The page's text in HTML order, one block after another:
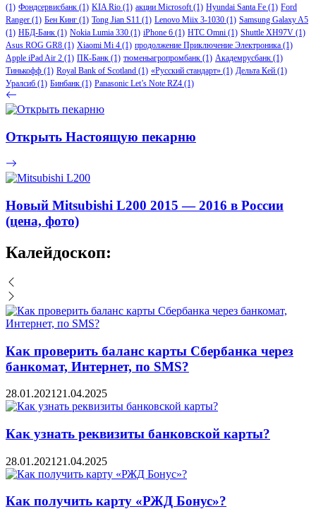
(1) Фондсервисбанк (1) KIA Rio (1) акции Microsoft(1) Hyundai Santa Fe (1) Ford
Ranger (1) Бен Кинг (1) Tong Jian S11 (1) Lenovo Miix 3-1030 (1) Samsung Galaxy A5
(1) НБД-Банк (1) Nokia Lumia 330 (1) iPhone 6 (1) HTC Omni (1) Shuttle XH97V (1)
Asus ROG GR8 (1) Xiaomi Mi 4 (1) продолжение Приключение Электроника (1)
Apple iPad Air 2 (1) ПК-Банк (1) тюменьагропромбанк (1) Академрусбанк (1)
Тинькофф (1) Royal Bank of Scotland (1) «Русский стандарт» (1) Дельта Кей (1)
Уралсиб (1) Бинбанк (1) Panasonic Let’s Note RZ4 (1)
Открыть Настоящую пекарню
Новый Mitsubishi L200 2015 — 2016 в России
(цена, фото)
Калейдоскоп:
Как проверить баланс карты Сбербанка через
банкомат, Интернет, по SMS?
28.01.2021 21.04.2025
Как узнать реквизиты банковской карты?
28.01.2021 21.04.2025
Как получить карту «РЖД Бонус»?